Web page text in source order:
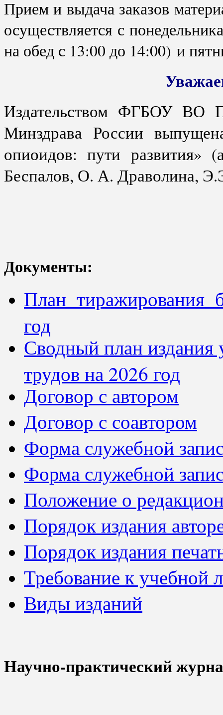
Прием и выдача заказов
осуществляется с
на обед с 13:00 до 14:00) и
Издательством ФГБОУ
Минздрава России
опиоидов: пути
Беспалов, О. А. Драволина,
Документы:
План тиражирования
год
Сводный план издания
трудов на 2026 год
Договор с автором
Договор с соавтором
Форма служебной
Форма служебной
Положение о
Порядок издания
Порядок издания
Требование к учебной
Виды изданий
Научно-практический